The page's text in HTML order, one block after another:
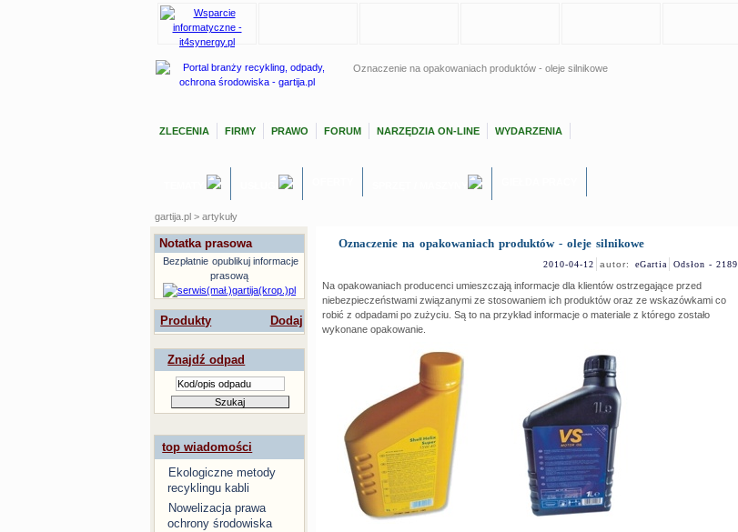
Oznaczenie na opakowaniach produktów - oleje silnikowe
ZLECENIA
FIRMY PRAWO FORUM NARZĘDZIA ON-LINE WYDARZENIA
gartija.pl > artykuły
Notatka prasowa
Bezpłatnie opublikuj informacje
prasową
Produkty Dodaj
Znajdź odpad
top wiadomości
Ekologiczne metody
recyklingu kabli
Nowelizacja prawa
ochrony środowiska
Oznaczenie na opakowaniach produktów - oleje silnikowe
Odsłon - 2189
eGartia
autor:
2010-04-12
Na opakowaniach producenci umieszczają informacje dla klientów ostrzegające przed
niebezpieczeństwami związanymi ze stosowaniem ich produktów oraz ze wskazówkami co
robić z odpadami po zużyciu. Są to na przykład informacje o materiale z którego zostało
wykonane opakowanie.